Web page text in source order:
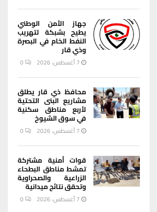
جهاز الأمن الوطني
يطيح بشبكة لتهريب
النفط الخام في البصرة
وذي قار
7 أغسطس، 2026 0
محافظ ذي قار يطلق
مشاريع البنى التحتية
لأربع مناطق سكنية
في سوق الشيوخ
7 أغسطس، 2026 0
قوات أمنية مشتركة
تمشط مناطق البطحاء
الزراعية والصحراوية
وتحقق نتائج ميدانية
7 أغسطس، 2026 0